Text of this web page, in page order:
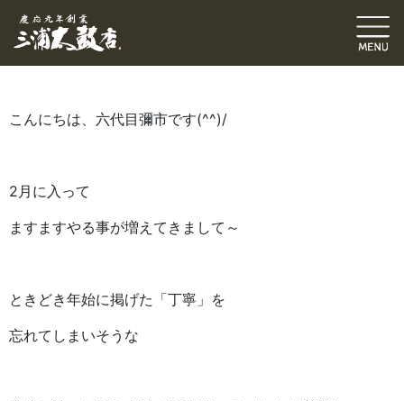
六代目ブログ
三浦和也（六代目彌市）
こんにちは、六代目彌市です(^^)/
2月に入って
ますますやる事が増えてきまして～
ときどき年始に掲げた「丁寧」を
忘れてしまいそうな